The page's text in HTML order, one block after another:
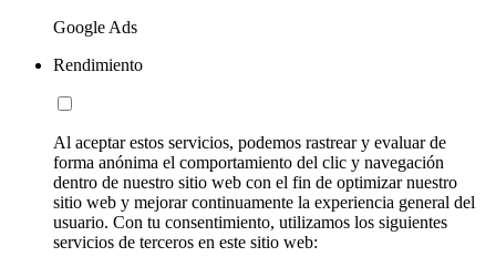
Google Ads
Rendimiento
Al aceptar estos servicios, podemos rastrear y evaluar de
forma anónima el comportamiento del clic y navegación
dentro de nuestro sitio web con el fin de optimizar nuestro
sitio web y mejorar continuamente la experiencia general del
usuario. Con tu consentimiento, utilizamos los siguientes
servicios de terceros en este sitio web: